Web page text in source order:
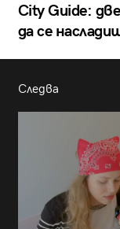
City Guide:
да се
Следва